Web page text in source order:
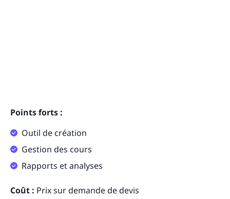
Points forts :
Outil de création
Gestion des cours
Rapports et analyses
Coût : Prix sur demande de devis